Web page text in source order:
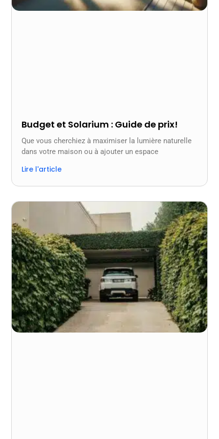
Budget et Solarium : Guide de prix!
Que vous cherchiez à maximiser la lumière naturelle
dans votre maison ou à ajouter un espace
Lire l'article